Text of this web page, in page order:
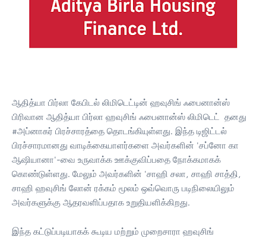
ஆதித்யா பிர்லா கேபிடல் லிமிடெட்டின் ஹவுசிங் ஃபைனான்ஸ்
பிரிவான ஆதித்யா பிர்லா ஹவுசிங் ஃபைனான்ஸ் லிமிடெட் தனது
#அப்னாகர் பிரச்சாரத்தை தொடங்கியுள்ளது. இந்த டிஜிட்டல்
பிரச்சாரமானது வாடிக்கையாளர்களை அவர்களின் 'சப்னோ கா
ஆஷியானா'-வை உருவாக்க ஊக்குவிப்பதை நோக்கமாகக்
கொண்டுள்ளது. மேலும் அவர்களின் 'சாஹி சலா, சாஹி சாத்தி,
சாஹி ஹவுசிங் லோன் ரக்கம் மூலம் ஒவ்வொரு படிநிலையிலும்
அவர்களுக்கு ஆதரவளிப்பதாக உறுதியளிக்கிறது.
இந்த கட்டுப்படியாகக் கூடிய மற்றும் முறைசாரா ஹவுசிங்